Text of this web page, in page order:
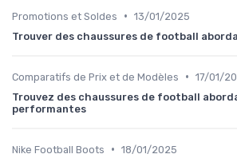
Promotions et Soldes • 13/01/2025
Trouver des chaussures de football
Comparatifs de Prix et de Modèles • 17/01/
Trouvez des chaussures de football
performantes
Nike Football Boots • 18/01/2025